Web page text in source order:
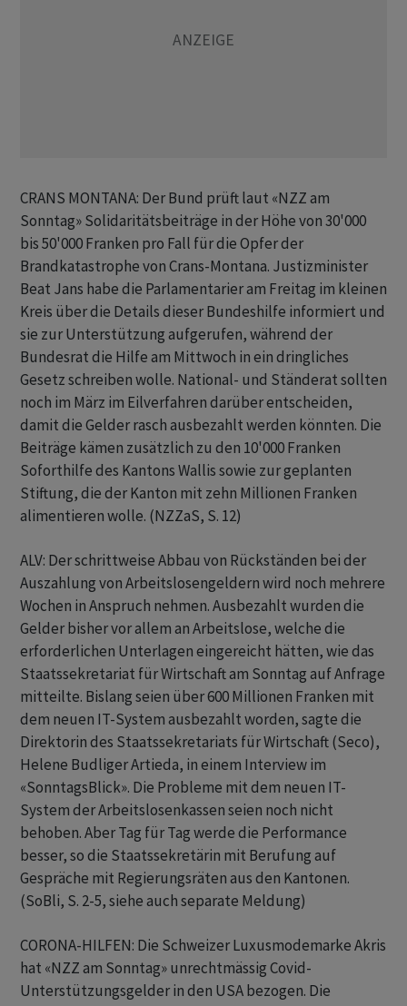
CRANS MONTANA: Der Bund prüft laut «NZZ am
Sonntag» Solidaritätsbeiträge in der Höhe von 30'000
bis 50'000 Franken pro Fall für die Opfer der
Brandkatastrophe von Crans-Montana. Justizminister
Beat Jans habe die Parlamentarier am Freitag im kleinen
Kreis über die Details dieser Bundeshilfe informiert und
sie zur Unterstützung aufgerufen, während der
Bundesrat die Hilfe am Mittwoch in ein dringliches
Gesetz schreiben wolle. National- und Ständerat sollten
noch im März im Eilverfahren darüber entscheiden,
damit die Gelder rasch ausbezahlt werden könnten. Die
Beiträge kämen zusätzlich zu den 10'000 Franken
Soforthilfe des Kantons Wallis sowie zur geplanten
Stiftung, die der Kanton mit zehn Millionen Franken
alimentieren wolle. (NZZaS, S. 12)
ALV: Der schrittweise Abbau von Rückständen bei der
Auszahlung von Arbeitslosengeldern wird noch mehrere
Wochen in Anspruch nehmen. Ausbezahlt wurden die
Gelder bisher vor allem an Arbeitslose, welche die
erforderlichen Unterlagen eingereicht hätten, wie das
Staatssekretariat für Wirtschaft am Sonntag auf Anfrage
mitteilte. Bislang seien über 600 Millionen Franken mit
dem neuen IT-System ausbezahlt worden, sagte die
Direktorin des Staatssekretariats für Wirtschaft (Seco),
Helene Budliger Artieda, in einem Interview im
«SonntagsBlick». Die Probleme mit dem neuen IT-
System der Arbeitslosenkassen seien noch nicht
behoben. Aber Tag für Tag werde die Performance
besser, so die Staatssekretärin mit Berufung auf
Gespräche mit Regierungsräten aus den Kantonen.
(SoBli, S. 2-5, siehe auch separate Meldung)
CORONA-HILFEN: Die Schweizer Luxusmodemarke Akris
hat «NZZ am Sonntag» unrechtmässig Covid-
Unterstützungsgelder in den USA bezogen. Die